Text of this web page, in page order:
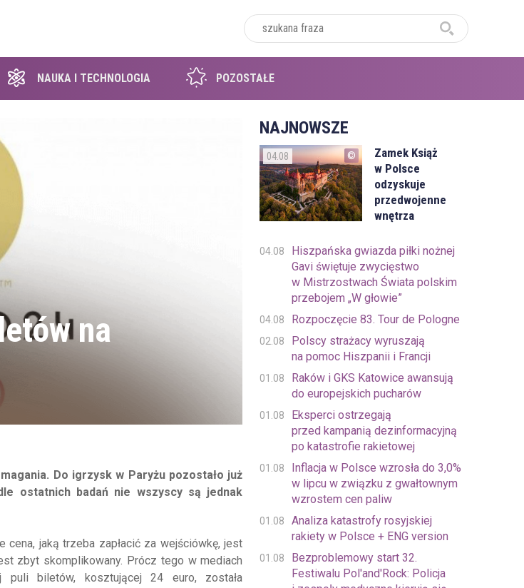
NAUKA I TECHNOLOGIA POZOSTAŁE
na
Do igrzysk w Paryżu pozostało już
ostatnich badań nie wszyscy są jednak
cena, jaką trzeba zapłacić za wejściówkę, jest
zbyt skomplikowany. Prócz tego w mediach
puli biletów, kosztującej 24 euro, została
NAJNOWSZE
04.08
Zamek Książ
w Polsce
odzyskuje
przedwojenne
wnętrza
04.08
Hiszpańska gwiazda piłki nożnej
Gavi świętuje zwycięstwo
w Mistrzostwach Świata polskim
przebojem „W głowie”
04.08 Rozpoczęcie 83. Tour de Pologne
02.08
Polscy strażacy wyruszają
na pomoc Hiszpanii i Francji
01.08
Raków i GKS Katowice awansują
do europejskich pucharów
01.08
Eksperci ostrzegają
przed kampanią dezinformacyjną
po katastrofie rakietowej
01.08
Inflacja w Polsce wzrosła do 3,0%
w lipcu w związku z gwałtownym
wzrostem cen paliw
01.08
Analiza katastrofy rosyjskiej
rakiety w Polsce + ENG version
01.08
Bezproblemowy start 32.
Festiwalu Pol'and'Rock: Policja